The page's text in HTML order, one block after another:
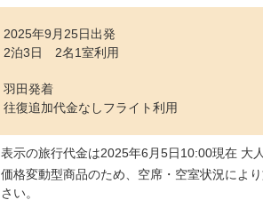
2025年9月25日出発
2泊3日 2名1室利用
羽田発着
往復追加代金なしフライト利用
表示の旅行代金は2025年6月5日10:00現在 大
価格変動型商品のため、空席・空室状況によ
さい。